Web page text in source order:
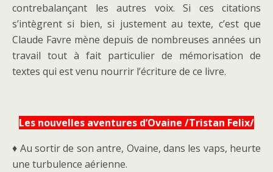
contrebalançant les autres voix. Si ces citations
s’intègrent si bien, si justement au texte, c’est que
Claude Favre mène depuis de nombreuses années un
travail tout à fait particulier de mémorisation de
textes qui est venu nourrir l’écriture de ce livre.
Les nouvelles aventures d’Ovaine /Tristan Felix/
♦ Au sortir de son antre, Ovaine, dans les vaps, heurte
une turbulence aérienne.